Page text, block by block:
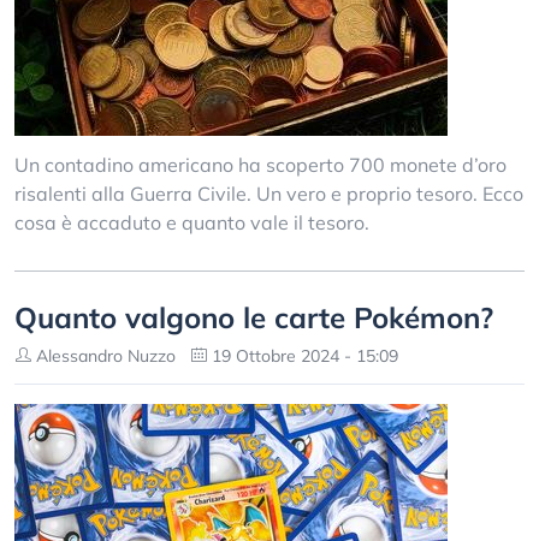
Un contadino americano ha scoperto 700 monete d’oro
risalenti alla Guerra Civile. Un vero e proprio tesoro. Ecco
cosa è accaduto e quanto vale il tesoro.
Quanto valgono le carte Pokémon?
Alessandro Nuzzo 19 Ottobre 2024 - 15:09